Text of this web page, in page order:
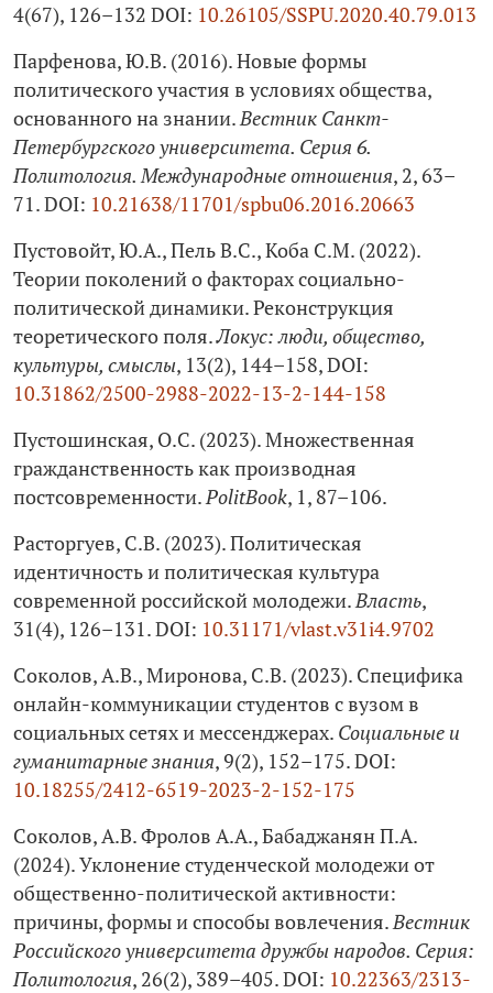
4(67), 126–132 DOI: 10.26105/SSPU.2020.40.79.013
Парфенова, Ю.В. (2016). Новые формы
политического участия в условиях общества,
основанного на знании.Вестник Санкт-
Петербургского университета. Серия 6.
Политология. Международные отношения, 2, 63–
71. DOI: 10.21638/11701/spbu06.2016.20663
Пустовойт, Ю.А., Пель В.С., Коба С.М. (2022).
Теории поколений о факторах социально-
политической динамики. Реконструкция
теоретического поля.Локус: люди, общество,
культуры, смыслы, 13(2), 144–158, DOI:
10.31862/2500-2988-2022-13-2-144-158
Пустошинская, О.С. (2023). Множественная
гражданственность как производная
постсовременности.PolitBook, 1, 87–106.
Расторгуев, С.В. (2023). Политическая
идентичность и политическая культура
современной российской молодежи.Власть,
31(4), 126–131. DOI: 10.31171/vlast.v31i4.9702
Соколов, А.В., Миронова, С.В. (2023). Специфика
онлайн-коммуникации студентов с вузом в
социальных сетях и мессенджерах. Социальные и
гуманитарные знания, 9(2), 152–175. DOI:
10.18255/2412-6519-2023-2-152-175
Соколов, А.В. Фролов А.А., Бабаджанян П.А.
(2024). Уклонение студенческой молодежи от
общественно-политической активности:
причины, формы и способы вовлечения.Вестник
Российского университета дружбы народов. Серия:
Политология, 26(2), 389–405. DOI: 10.22363/2313-